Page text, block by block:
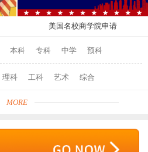
美国名校商学院申请
本科 专科 中学 预科
理科 工科 艺术 综合
MORE